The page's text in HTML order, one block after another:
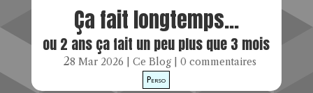
Ça fait longtemps…
ou 2 ans ça fait un peu plus que 3 mois
28 Mar 2026 |Ce Blog |0 commentaires
Perso